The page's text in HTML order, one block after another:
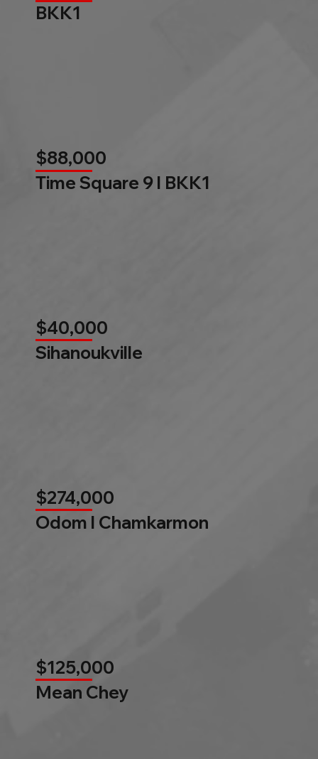
BKK1
$88,000
Time Square 9 l BKK1
$40,000
Sihanoukville
$274,000
Odom l Chamkarmon
$125,000
Mean Chey